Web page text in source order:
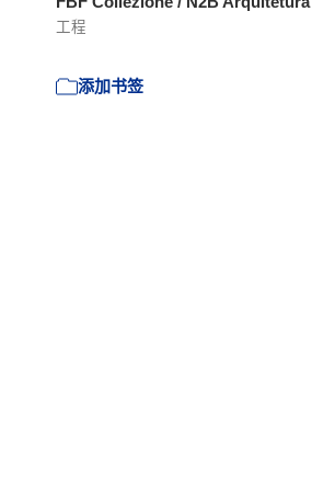
工程
添加书签